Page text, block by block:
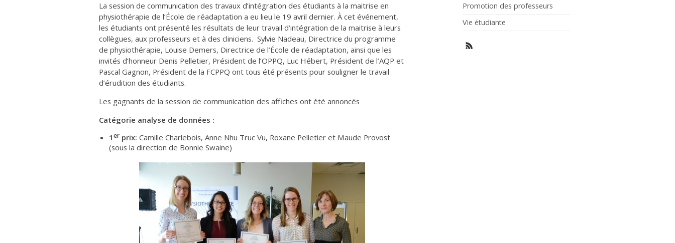
Promotion des professeurs
Vie étudiante
La session de communication des travaux d’intégration des étudiants à la maitrise en
physiothérapie de l’École de réadaptation a eu lieu le 19 avril dernier. À cet événement,
les étudiants ont présenté les résultats de leur travail d’intégration de la maitrise à leurs
collègues, aux professeurs et à des cliniciens. Sylvie Nadeau, Directrice du programme
de physiothérapie, Louise Demers, Directrice de l’École de réadaptation, ainsi que les
invités d’honneur Denis Pelletier, Président de l’OPPQ, Luc Hébert, Président de l’AQP et
Pascal Gagnon, Président de la FCPPQ ont tous été présents pour souligner le travail
d’érudition des étudiants.
Les gagnants de la session de communication des affiches ont été annoncés
Catégorie analyse de données :
1er prix: Camille Charlebois, Anne Nhu Truc Vu, Roxane Pelletier et Maude Provost
(sous la direction de Bonnie Swaine)